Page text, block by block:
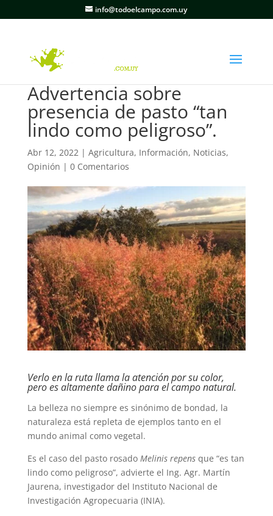
info@todoelcampo.com.uy
Advertencia sobre
presencia de pasto “tan
lindo como peligroso”.
Abr 12, 2022| Agricultura, Información, Noticias,
Opinión | 0 Comentarios
Verlo en la ruta llama la atención por su color,
pero es altamente dañino para el campo natural.
La belleza no siempre es sinónimo de bondad, la
naturaleza está repleta de ejemplos tanto en el
mundo animal como vegetal.
Es el caso del pasto rosado Melinis repensque “es tan
lindo como peligroso”, advierte el Ing. Agr. Martín
Jaurena, investigador del Instituto Nacional de
Investigación Agropecuaria (INIA).